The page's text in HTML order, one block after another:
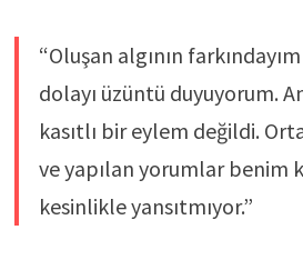
“Oluşan algının
dolayı üzüntü duyuyorum.
kasıtlı bir eylem değildi.
ve yapılan yorumlar benim
kesinlikle yansıtmıyor.”